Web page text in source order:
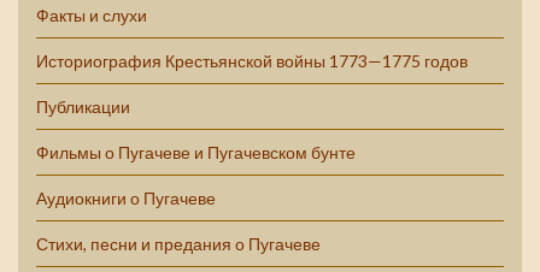
Факты и слухи
Историография Крестьянской войны 1773—1775 годов
Публикации
Фильмы о Пугачеве и Пугачевском бунте
Аудиокниги о Пугачеве
Стихи, песни и предания о Пугачеве